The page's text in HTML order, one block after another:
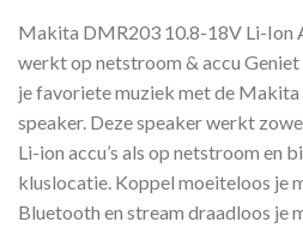
Makita DMR203 10.8-18V Li-Ion
werkt op netstroom & accu
je favoriete muziek met de
speaker. Deze speaker werkt
Li-ion accu’s als op netstroom en
kluslocatie. Koppel moeiteloos je
Bluetooth en stream draadloos je